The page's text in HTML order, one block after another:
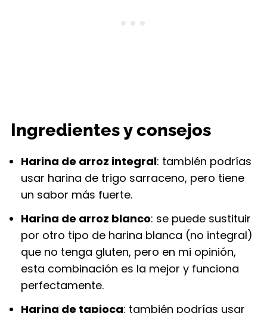
Ingredientes y consejos
Harina de arroz integral: también podrías
usar harina de trigo sarraceno, pero tiene
un sabor más fuerte.
Harina de arroz blanco: se puede sustituir
por otro tipo de harina blanca (no integral)
que no tenga gluten, pero en mi opinión,
esta combinación es la mejor y funciona
perfectamente.
Harina de tapioca: también podrías usar